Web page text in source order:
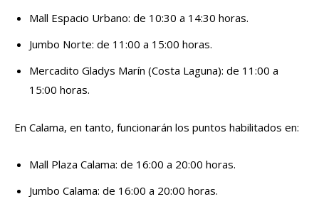
Mall Espacio Urbano: de 10:30 a 14:30 horas.
Jumbo Norte: de 11:00 a 15:00 horas.
Mercadito Gladys Marín (Costa Laguna): de 11:00 a
15:00 horas.
En Calama, en tanto, funcionarán los puntos habilitados en:
Mall Plaza Calama: de 16:00 a 20:00 horas.
Jumbo Calama: de 16:00 a 20:00 horas.